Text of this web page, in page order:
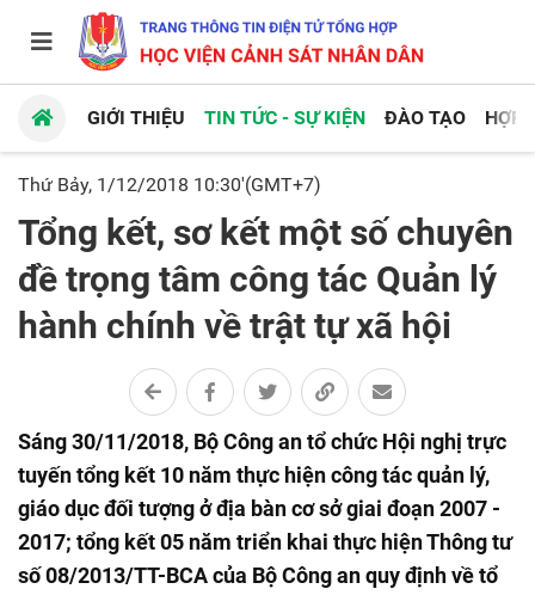
GIỚI THIỆU TIN TỨC - SỰ KIỆN ĐÀO TẠO HỢP
Thứ Bảy, 1/12/2018 10:30'(GMT+7)
Tổng kết, sơ kết một số chuyên
đề trọng tâm công tác Quản lý
hành chính về trật tự xã hội
Sáng 30/11/2018, Bộ Công an tổ chức Hội nghị trực
tuyến tổng kết 10 năm thực hiện công tác quản lý,
giáo dục đối tượng ở địa bàn cơ sở giai đoạn 2007 -
2017; tổng kết 05 năm triển khai thực hiện Thông tư
số 08/2013/TT-BCA của Bộ Công an quy định về tổ